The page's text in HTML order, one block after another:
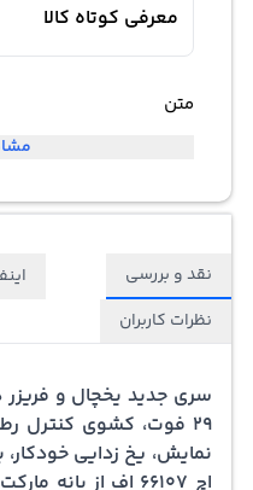
معرفی کوتاه کالا
متن
نقد و بررسی
نظرات کاربران
سری جدید یخچال و
29 فوت، کشوی کنترل